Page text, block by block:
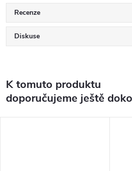
Recenze
Diskuse
K tomuto produktu
doporučujeme ještě